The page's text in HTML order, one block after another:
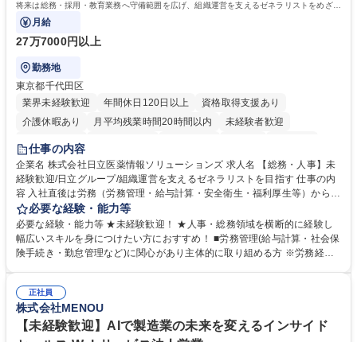
将来は総務・採用・教育業務へ守備範囲を広げ、組織運営を支えるゼネラリストをめざせ
ます。
月給
27万7000円以上
勤務地
東京都千代田区
業界未経験歓迎
年間休日120日以上
資格取得支援あり
介護休暇あり
月平均残業時間20時間以内
未経験者歓迎
住宅手当あり
育休あり
完全週休2日制 交通費支給 土日祝休み 寮・社宅あり
仕事の内容
企業名 株式会社日立医薬情報ソリューションズ 求人名 【総務・人事】未
経験歓迎/日立グループ/組織運営を支えるゼネラリストを目指す 仕事の内
容 入社直後は労務（労務管理・給与計算・安全衛生・福利厚生等）からお
任せいたします。将来は総務・採用・教育業務へ守備範囲を広げ、組織運
営を支えるゼネラリストをめざせます。 ・初期業務：労働時間管理、給与
計算、社会保険対応、福利厚生管理、安全衛生、健康経営推進等をお任せ
します。ご経験に応じて、休職者管理など、幅広く経験を積んでいただき
幅広く経験を積みたい意欲がある方に最適な環境です。 募集職種 【総
務・人事】未経験歓迎/日立グループ/組織運営を支えるゼネラリストを目
指す
必要な経験・能力等
必要な経験・能力等 ★未経験歓迎！ ★人事・総務領域を横断的に経験し
幅広いスキルを身につけたい方におすすめ！ ■労務管理(給与計算・社会保
険手続き・勤怠管理など)に関心があり主体的に取り組める方 ※労務経験
のご経験 ■労務管理（給与計算・社会保険手続き・勤怠管理など）の経験
■衛生管理者の資格をお持ちの方 学歴・資格 学歴：大学院 大学 高専 短大
専修学校 高校 語学力： 資格：
正社員
株式会社MENOU
【未経験歓迎】AIで製造業の未来を変えるインサイド